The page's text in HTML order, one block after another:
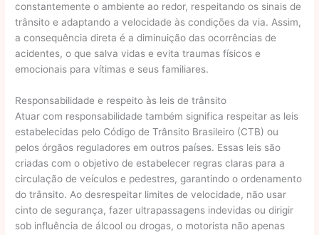
constantemente o ambiente ao redor, respeitando os sinais de
trânsito e adaptando a velocidade às condições da via. Assim,
a consequência direta é a diminuição das ocorrências de
acidentes, o que salva vidas e evita traumas físicos e
emocionais para vítimas e seus familiares.
Responsabilidade e respeito às leis de trânsito
Atuar com responsabilidade também significa respeitar as leis
estabelecidas pelo Código de Trânsito Brasileiro (CTB) ou
pelos órgãos reguladores em outros países. Essas leis são
criadas com o objetivo de estabelecer regras claras para a
circulação de veículos e pedestres, garantindo o ordenamento
do trânsito. Ao desrespeitar limites de velocidade, não usar
cinto de segurança, fazer ultrapassagens indevidas ou dirigir
sob influência de álcool ou drogas, o motorista não apenas